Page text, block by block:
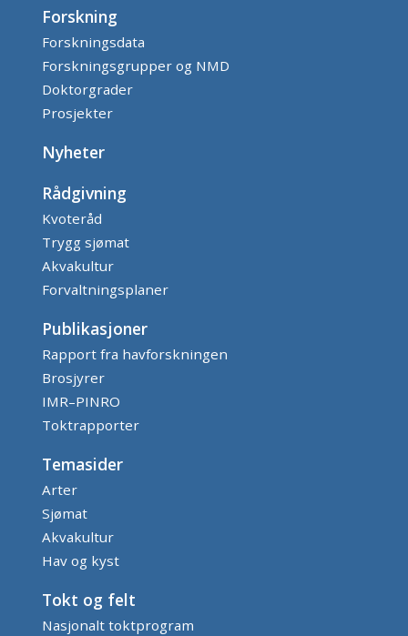
Forskning
Forskningsdata
Forskningsgrupper og NMD
Doktorgrader
Prosjekter
Nyheter
Rådgivning
Kvoteråd
Trygg sjømat
Akvakultur
Forvaltningsplaner
Publikasjoner
Rapport fra havforskningen
Brosjyrer
IMR–PINRO
Toktrapporter
Temasider
Arter
Sjømat
Akvakultur
Hav og kyst
Tokt og felt
Nasjonalt toktprogram